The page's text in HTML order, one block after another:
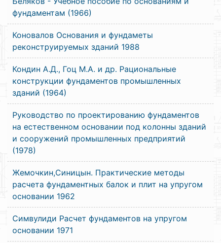
фундаментам (1966)
Коновалов Основания и фундаметы
реконструируемых зданий 1988
Кондин А.Д., Гоц М.А. и др. Рациональные
конструкции фундаментов промышленных
зданий (1964)
Руководство по проектированию фундаментов
на естественном основании под колонны зданий
и сооружений промышленных предприятий
(1978)
Жемочкин,Синицын. Практические методы
расчета фундаментных балок и плит на упругом
основании 1962
Симвулиди Расчет фундаментов на упругом
основании 1971